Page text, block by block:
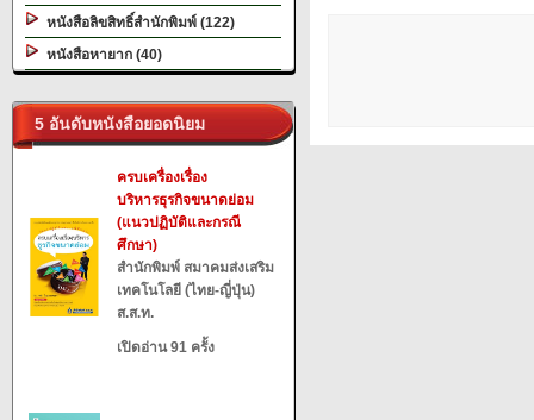
หนังสือลิขสิทธิ์สำนักพิมพ์ (122)
หนังสือหายาก (40)
5 อันดับหนังสือยอดนิยม
ครบเครื่องเรื่อง
บริหารธุรกิจขนาดย่อม
(แนวปฏิบัติและกรณี
ศึกษา)
สำนักพิมพ์ สมาคมส่งเสริม
เทคโนโลยี (ไทย-ญี่ปุ่น)
ส.ส.ท.
เปิดอ่าน 91 ครั้ง